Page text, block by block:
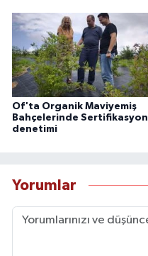
Of'ta Organik Maviyemiş
Bahçelerinde Sertifikasyon
denetimi
Yorumlar